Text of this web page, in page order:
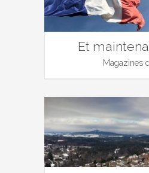
Et
Magazines